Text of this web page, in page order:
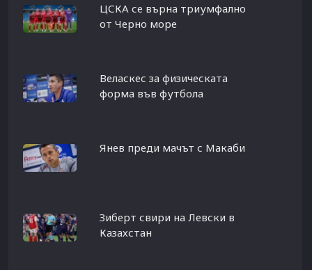
ЦСКА се върна триумфално
от Черно море
Веласкес за физическата
форма във футбола
Янев преди мачът с Макаби
Зиберт свири на Левски в
Казахстан